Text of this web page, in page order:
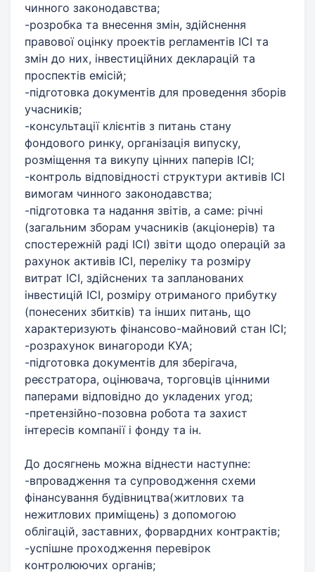
чинного законодавства;
-розробка та внесення змін, здійснення
правової оцінку проектів регламентів ІСІ та
змін до них, інвестиційних декларацій та
проспектів емісій;
-підготовка документів для проведення зборів
учасників;
-консультації клієнтів з питань стану
фондового ринку, організація випуску,
розміщення та викупу цінних паперів ІСІ;
-контроль відповідності структури активів ІСІ
вимогам чинного законодавства;
-підготовка та надання звітів, а саме: річні
(загальним зборам учасників (акціонерів) та
спостережній раді ІСІ) звіти щодо операцій за
рахунок активів ІСІ, переліку та розміру
витрат ІСІ, здійснених та запланованих
інвестицій ІСІ, розміру отриманого прибутку
(понесених збитків) та інших питань, що
характеризують фінансово-майновий стан ІСІ;
-розрахунок винагороди КУА;
-підготовка документів для зберігача,
реєстратора, оцінювача, торговців цінними
паперами відповідно до укладених угод;
-претензійно-позовна робота та захист
інтересів компанії і фонду та ін.
До досягнень можна віднести наступне:
-впровадження та супроводження схеми
фінансування будівництва(житлових та
нежитлових приміщень) з допомогою
облігацій, заставних, форвардних контрактів;
-успішне проходження перевірок
контролюючих органів;